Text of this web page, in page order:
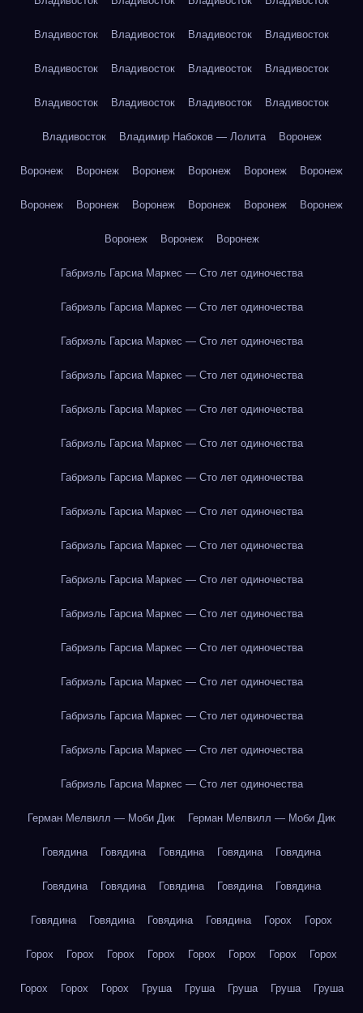
Владивосток Владивосток Владивосток Владивосток
Владивосток Владивосток Владивосток Владивосток
Владивосток Владивосток Владивосток Владивосток
Владивосток Владимир Набоков — Лолита Воронеж
Воронеж Воронеж Воронеж Воронеж Воронеж Воронеж
Воронеж Воронеж Воронеж Воронеж Воронеж Воронеж
Воронеж Воронеж Воронеж
Габриэль Гарсиа Маркес — Сто лет одиночества
Габриэль Гарсиа Маркес — Сто лет одиночества
Габриэль Гарсиа Маркес — Сто лет одиночества
Габриэль Гарсиа Маркес — Сто лет одиночества
Габриэль Гарсиа Маркес — Сто лет одиночества
Габриэль Гарсиа Маркес — Сто лет одиночества
Габриэль Гарсиа Маркес — Сто лет одиночества
Габриэль Гарсиа Маркес — Сто лет одиночества
Габриэль Гарсиа Маркес — Сто лет одиночества
Габриэль Гарсиа Маркес — Сто лет одиночества
Габриэль Гарсиа Маркес — Сто лет одиночества
Габриэль Гарсиа Маркес — Сто лет одиночества
Габриэль Гарсиа Маркес — Сто лет одиночества
Габриэль Гарсиа Маркес — Сто лет одиночества
Габриэль Гарсиа Маркес — Сто лет одиночества
Габриэль Гарсиа Маркес — Сто лет одиночества
Герман Мелвилл — Моби Дик Герман Мелвилл — Моби Дик
Говядина Говядина Говядина Говядина Говядина
Говядина Говядина Говядина Говядина Говядина
Говядина Говядина Говядина Говядина Горох Горох
Горох Горох Горох Горох Горох Горох Горох Горох
Горох Горох Горох Груша Груша Груша Груша Груша